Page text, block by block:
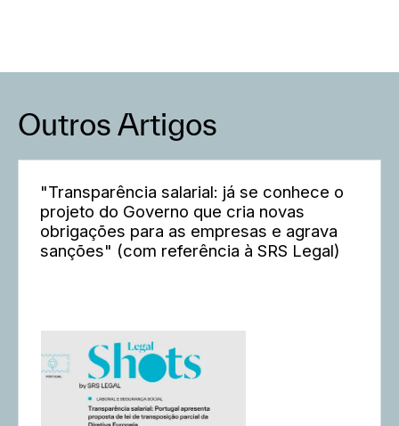
Outros Artigos
"Transparência salarial: já se conhece o
projeto do Governo que cria novas
obrigações para as empresas e agrava
sanções" (com referência à SRS Legal)